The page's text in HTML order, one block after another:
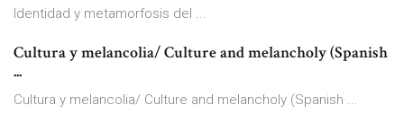
Identidad y metamorfosis del ...
Cultura y melancolia/ Culture and melancholy (Spanish
...
Cultura y melancolia/ Culture and melancholy (Spanish ...